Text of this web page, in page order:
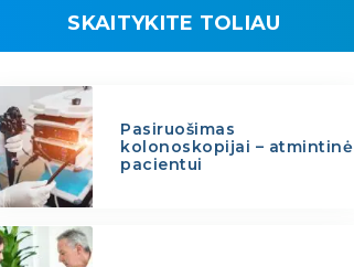
SKAITYKITE TOLIAU
Pasiruošimas
kolonoskopijai – atmintinė
pacientui